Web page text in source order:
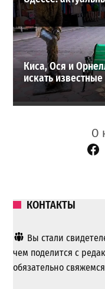
Киса, Ося и
искать
О
КОНТАКТЫ
Вы стали
чем поделится с
обязательно